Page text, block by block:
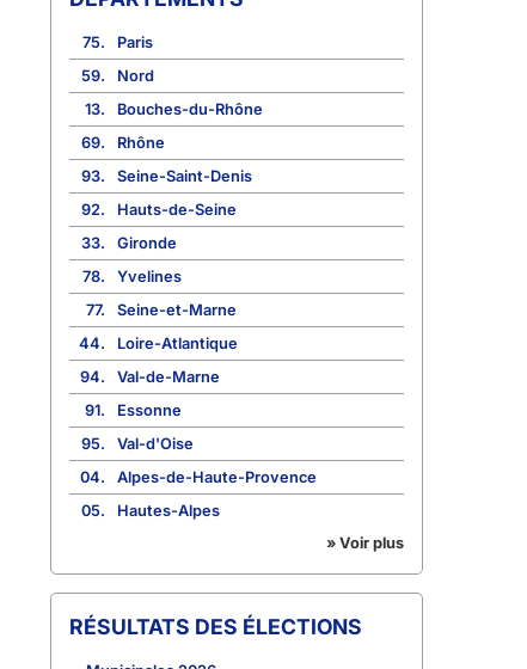
75.
Paris
59.
Nord
13.
Bouches-du-Rhône
69.
Rhône
93.
Seine-Saint-Denis
92.
Hauts-de-Seine
33.
Gironde
78.
Yvelines
77.
Seine-et-Marne
44.
Loire-Atlantique
94.
Val-de-Marne
91.
Essonne
95.
Val-d'Oise
04.
Alpes-de-Haute-Provence
05.
Hautes-Alpes
» Voir plus
RÉSULTATS DES ÉLECTIONS